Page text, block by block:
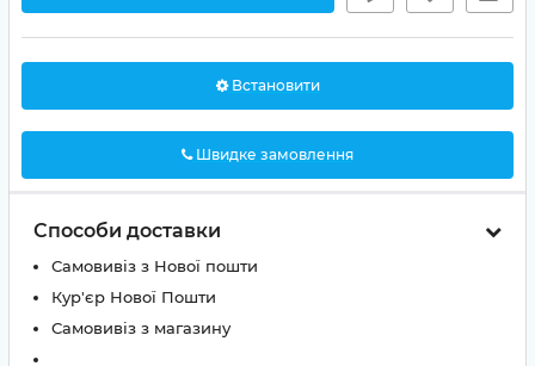
Встановити
Швидке замовлення
Способи доставки
Самовивіз з Нової пошти
Кур'єр Нової Пошти
Самовивіз з магазину